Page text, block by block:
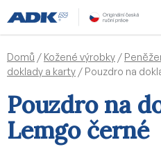
na
obsah
Domů / Kožené výrobky /
doklady a karty / Pouzdro na
Pouzdro na
Lemgo černé